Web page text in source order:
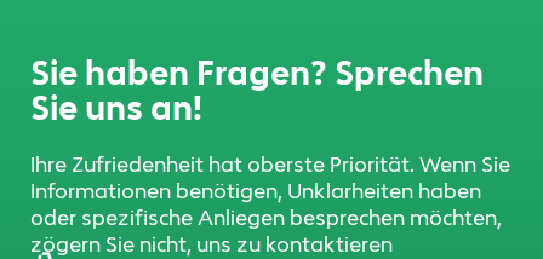
Sie haben Fragen? Sprechen
Sie uns an!
Ihre Zufriedenheit hat oberste Priorität. Wenn Sie
Informationen benötigen, Unklarheiten haben
oder spezifische Anliegen besprechen möchten,
zögern Sie nicht, uns zu kontaktieren